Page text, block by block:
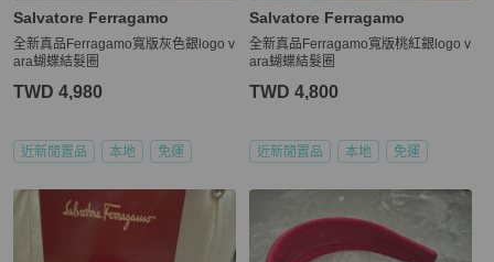
Salvatore Ferragamo
全新真品Ferragamo寬版灰色銀logo v
ara蝴蝶結髮圈
TWD 4,980
近新閒置品 本地 免運
Salvatore Ferragamo
全新真品Ferragamo寬版桃紅銀logo v
ara蝴蝶結髮圈
TWD 4,800
近新閒置品 本地 免運